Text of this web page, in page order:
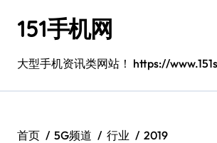
151手机网
大型手机资讯类网站！ https://
首页 5G频道 行业
2019